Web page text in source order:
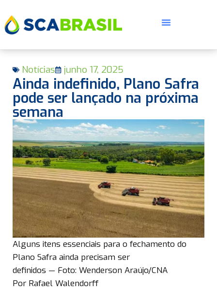
Notícias junho 17, 2025
Ainda indefinido, Plano Safra
pode ser lançado na próxima
semana
Alguns itens essenciais para o fechamento do
Plano Safra ainda precisam ser
definidos — Foto: Wenderson Araújo/CNA
Por Rafael Walendorff